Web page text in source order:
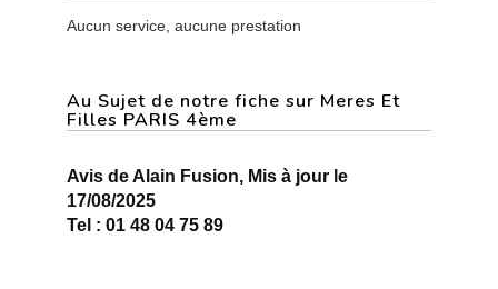
Aucun service, aucune prestation
Au Sujet de notre fiche sur Meres Et
Filles PARIS 4ème
Avis de Alain Fusion, Mis à jour le
17/08/2025
Tel : 01 48 04 75 89